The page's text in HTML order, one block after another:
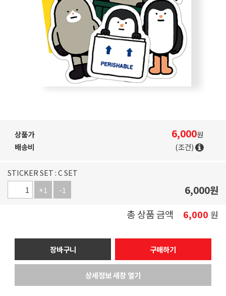
상품가 6,000원
배송비
(조건)
STICKER SET : C SET
+1
-1 6,000원
총 상품 금액
6,000 원
장바구니 구매하기
상세정보 새창 열기